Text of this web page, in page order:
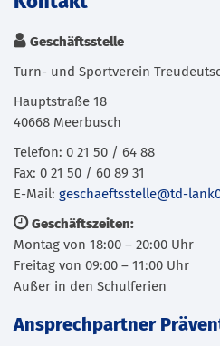
Geschäftsstelle
Turn- und Sportverein
Hauptstraße 18
40668 Meerbusch
Telefon: 0 21 50 / 64 88
Fax: 0 21 50 / 60 89 31
E-Mail: geschaeftsstelle@td-
Geschäftszeiten:
Montag von 18:00 – 20:00 Uhr
Freitag von 09:00 – 11:00 Uhr
Außer in den Schulferien
Ansprechpartner